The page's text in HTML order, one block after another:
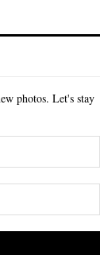
photos. Let's stay